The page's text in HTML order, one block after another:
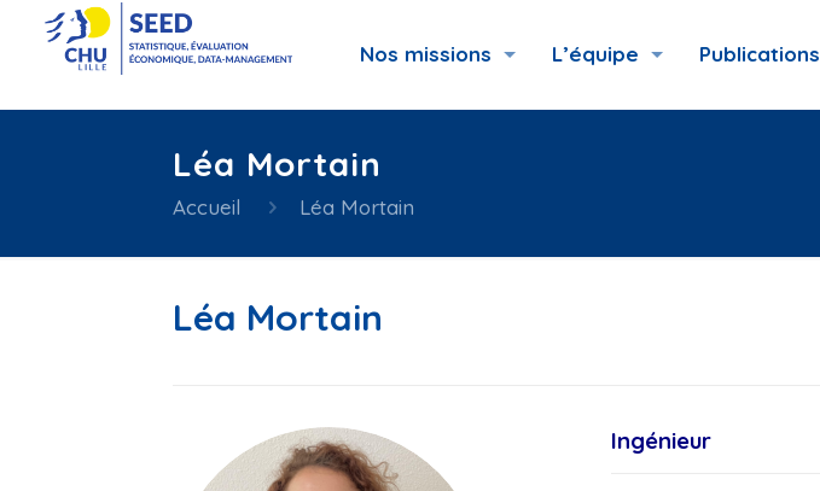
Nos missions L’équipe Publications
Léa Mortain
Accueil Léa Mortain
Léa Mortain
Ingénieur